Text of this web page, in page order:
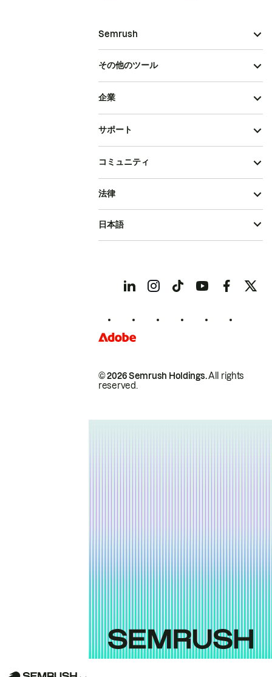
Semrush
その他のツール
企業
サポート
コミュニティ
© 2026 Semrush Holdings.All rights
reserved.
法律
日本語